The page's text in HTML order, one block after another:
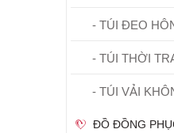
- TÚI ĐEO
- TÚI THỜI
- TÚI VẢI
ĐỒ ĐỒNG